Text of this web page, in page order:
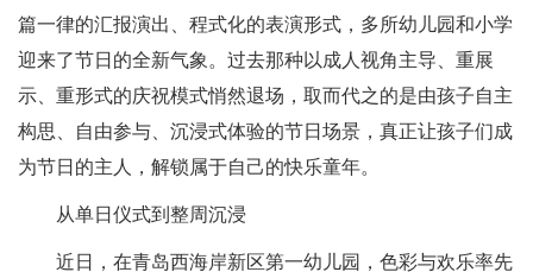
篇一律的汇报演出、程式化的表演形式，多所幼儿园和小学
迎来了节日的全新气象。过去那种以成人视角主导、重展
示、重形式的庆祝模式悄然退场，取而代之的是由孩子自主
构思、自由参与、沉浸式体验的节日场景，真正让孩子们成
为节日的主人，解锁属于自己的快乐童年。
从单日仪式到整周沉浸
近日，在青岛西海岸新区第一幼儿园，色彩与欢乐率先